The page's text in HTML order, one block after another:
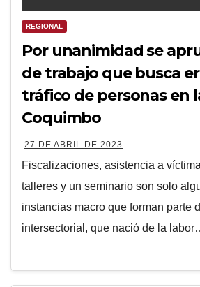
REGIONAL
Por unanimidad se
de trabajo que busca
tráfico de personas en
Coquimbo
27 DE ABRIL DE 2023
Fiscalizaciones, asistencia a
talleres y un seminario son solo
instancias macro que forman parte
intersectorial, que nació de la